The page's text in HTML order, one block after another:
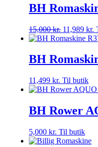
BH
15,000kr. 11,989 kr.
BH
11,499 kr. Til butik
BH Rower
5,000 kr. Til butik